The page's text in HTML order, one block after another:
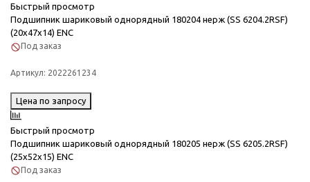
Быстрый просмотр
Подшипник шариковый однорядный 180204 нерж (SS 6204.2RSF)
(20x47x14) ENC
Под заказ
Артикул: 2022261234
Цена по запросу
Быстрый просмотр
Подшипник шариковый однорядный 180205 нерж (SS 6205.2RSF)
(25x52x15) ENC
Под заказ